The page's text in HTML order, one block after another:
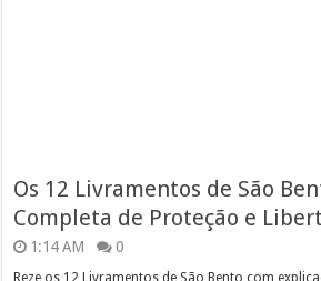
Os 12 Livramentos de São
Completa de Proteção e
1:14 AM 0
Reze os 12 Livramentos de São Bento com